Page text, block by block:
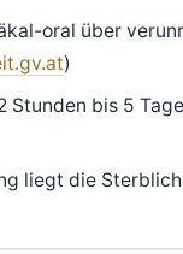
oral über
)
Stunden bis 5
liegt die